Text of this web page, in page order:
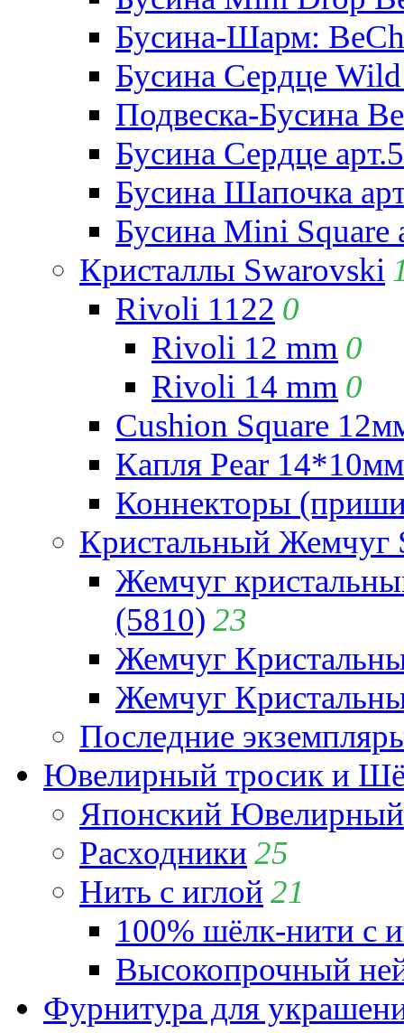
Бусина-Шарм:
Бусина Сердце
Подвеска-Бусина
Бусина Сердце
Бусина Шапочка
Бусина Mini Square
Кристаллы Swarovski
Rivoli 1122 0
Rivoli 12 mm 0
Rivoli 14 mm 0
Cushion Square
Капля Pear
Коннекторы
Кристальный Жемчуг
Жемчуг
(5810) 23
Жемчуг
Жемчуг
Последние
Ювелирный тросик и
Японский
Расходники 25
Нить с иглой 21
100% шёлк-нити с
Высокопрочный
Фурнитура для